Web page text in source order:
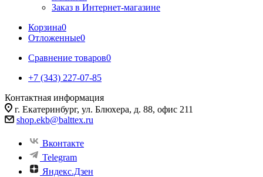
Заказ в Интернет-магазине
Корзина0
Отложенные0
Сравнение товаров0
+7 (343) 227-07-85
Контактная информация
г. Екатеринбург, ул. Блюхера, д. 88, офис 211
shop.ekb@balttex.ru
Вконтакте
Telegram
Яндекс.Дзен